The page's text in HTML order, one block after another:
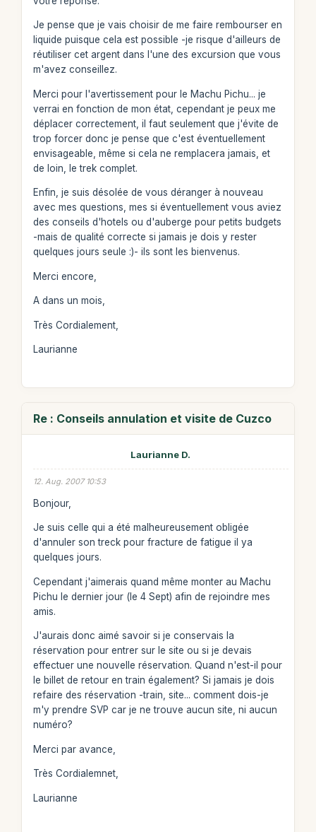
Je pense que je vais choisir de me faire rembourser en
liquide puisque cela est possible -je risque d'ailleurs de
réutiliser cet argent dans l'une des excursion que vous
m'avez conseillez.
Merci pour l'avertissement pour le Machu Pichu... je
verrai en fonction de mon état, cependant je peux me
déplacer correctement, il faut seulement que j'évite de
trop forcer donc je pense que c'est éventuellement
envisageable, même si cela ne remplacera jamais, et
de loin, le trek complet.
Enfin, je suis désolée de vous déranger à nouveau
avec mes questions, mes si éventuellement vous aviez
des conseils d'hotels ou d'auberge pour petits budgets
-mais de qualité correcte si jamais je dois y rester
quelques jours seule :)- ils sont les bienvenus.
Merci encore,
A dans un mois,
Très Cordialement,
Laurianne
Re : Conseils annulation et visite de Cuzco
Laurianne D.
12. Aug. 2007 10:53
Bonjour,
Je suis celle qui a été malheureusement obligée
d'annuler son treck pour fracture de fatigue il ya
quelques jours.
Cependant j'aimerais quand même monter au Machu
Pichu le dernier jour (le 4 Sept) afin de rejoindre mes
amis.
J'aurais donc aimé savoir si je conservais la
réservation pour entrer sur le site ou si je devais
effectuer une nouvelle réservation. Quand n'est-il pour
le billet de retour en train également? Si jamais je dois
refaire des réservation -train, site... comment dois-je
m'y prendre SVP car je ne trouve aucun site, ni aucun
numéro?
Merci par avance,
Très Cordialemnet,
Laurianne